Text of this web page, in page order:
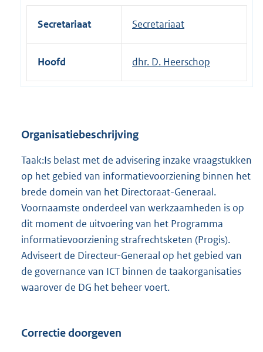
Secretariaat Secretariaat
Hoofd dhr. D. Heerschop
Organisatiebeschrijving
Taak:Is belast met de advisering inzake vraagstukken
op het gebied van informatievoorziening binnen het
brede domein van het Directoraat-Generaal.
Voornaamste onderdeel van werkzaamheden is op
dit moment de uitvoering van het Programma
informatievoorziening strafrechtsketen (Progis).
Adviseert de Directeur-Generaal op het gebied van
de governance van ICT binnen de taakorganisaties
waarover de DG het beheer voert.
Correctie doorgeven